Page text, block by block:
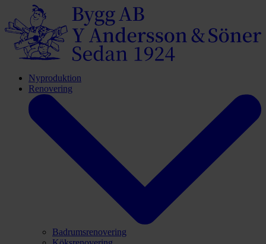
Nyproduktion
Renovering
Badrumsrenovering